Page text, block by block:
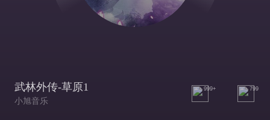
武林外传-草原1
小旭音乐
999+ 799